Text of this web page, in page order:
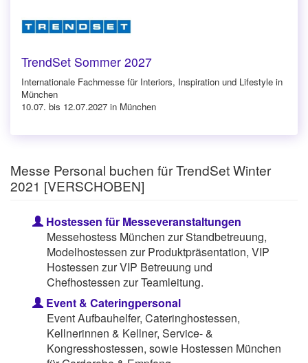
TrendSet Sommer 2027
Internationale Fachmesse für Interiors, Inspiration und Lifestyle in
München
10.07. bis 12.07.2027 in München
Messe Personal buchen für TrendSet Winter
2021 [VERSCHOBEN]
Hostessen für Messeveranstaltungen
Messehostess München zur Standbetreuung,
Modelhostessen zur Produktpräsentation, VIP
Hostessen zur VIP Betreuung und
Chefhostessen zur Teamleitung.
Event & Cateringpersonal
Event Aufbauhelfer, Cateringhostessen,
Kellnerinnen & Kellner, Service- &
Kongresshostessen, sowie Hostessen München